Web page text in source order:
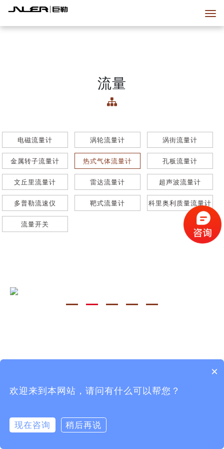
流量
电磁流量计 涡轮流量计 涡街流量计
金属转子流量计 热式气体流量计 孔板流量计
文丘里流量计 雷达流量计 超声波流量计
多普勒流速仪 靶式流量计 科里奥利质量流量计
流量开关
Copyright©2021 上海巨勒电子科技有限公司 All Rights
号-1
×
欢迎来到本网站，请问有什么可以帮您？
现在咨询
稍后再说
在线咨询